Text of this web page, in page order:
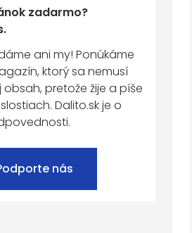
zadarmo?
ani my! Ponúkáme
ktorý sa nemusí
pretože žije a píše
Dalito.sk je o
nás